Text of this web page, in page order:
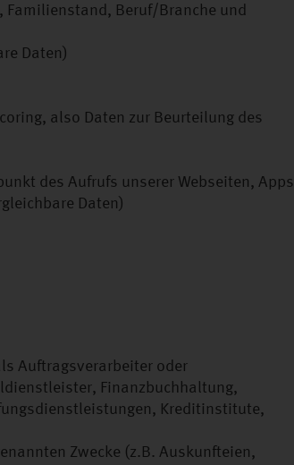
Beruf/Branche und
Daten)
also Daten zur Beurteilung des
des Aufrufs unserer Webseiten, Apps
Daten)
Auftragsverarbeiter oder
Finanzbuchhaltung,
Kreditinstitute,
Zwecke (z.B. Auskunfteien,